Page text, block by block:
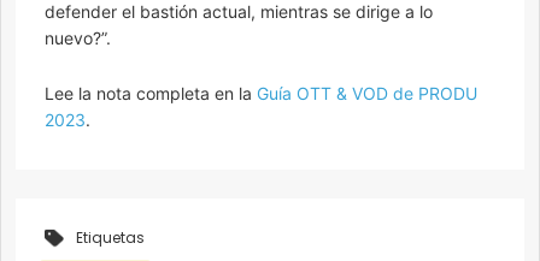
defender el bastión actual, mientras se dirige a lo
nuevo?”.
Lee la nota completa en la Guía OTT & VOD de PRODU
2023.
Etiquetas